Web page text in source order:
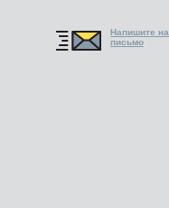
Напишите
письмо